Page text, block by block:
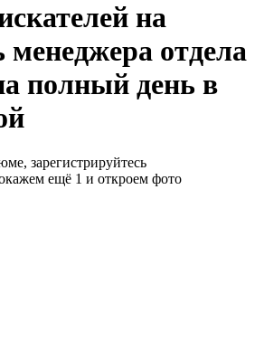
на
менеджера отдела
полный день в
зарегистрируйтесь
ещё 1 и откроем фото